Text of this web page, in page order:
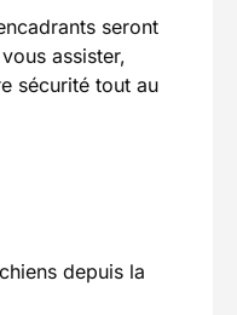
seront
assister,
sécurité tout au
depuis la